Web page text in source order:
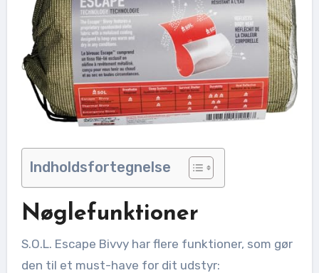
Indholdsfortegnelse
Nøglefunktioner
S.O.L. Escape Bivvy har flere funktioner, som gør
den til et must-have for dit udstyr: